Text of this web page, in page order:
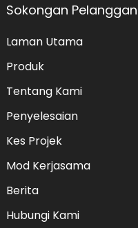
Sokongan Pelanggan
Laman Utama
Produk
Tentang Kami
Penyelesaian
Kes Projek
Mod Kerjasama
Berita
Hubungi Kami